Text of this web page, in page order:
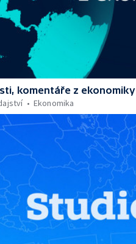
komentáře z ekonomiky
Ekonomika